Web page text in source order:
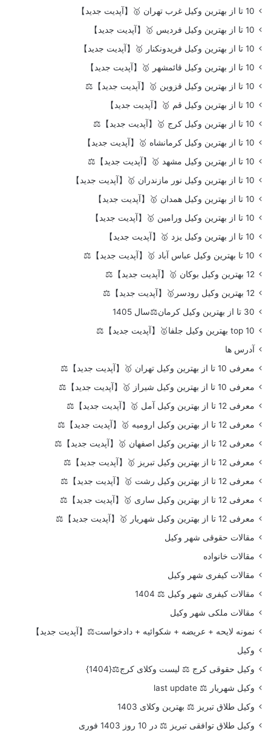
10 تا از بهترین وکیل غرب تهران 🥇【آپدیت جدید】
10 تا از بهترین وکیل فردیس 🥇【آپدیت جدید】
10 تا از بهترین وکیل فریدونکنار 🥇【آپدیت جدید】
10 تا از بهترین وکیل قائمشهر 🥇【آپدیت جدید】
10 تا از بهترین وکیل قزوین 🥇【آپدیت جدید】⚖️
10 تا از بهترین وکیل قم 🥇【آپدیت جدید】
10 تا از بهترین وکیل کرج 🥇【آپدیت جدید】⚖️
10 تا از بهترین وکیل کرمانشاه 🥇【آپدیت جدید】
10 تا از بهترین وکیل مشهد 🥇【آپدیت جدید】⚖️
10 تا از بهترین وکیل نور مازندران 🥇【آپدیت جدید】
10 تا از بهترین وکیل همدان 🥇【آپدیت جدید】
10 تا از بهترین وکیل ورامین 🥇【آپدیت جدید】
10 تا از بهترین وکیل یزد 🥇【آپدیت جدید】
10 تا بهترین وکیل عباس آباد 🥇【آپدیت جدید】⚖️
12 بهترین وکیل بوکان 🥇【آپدیت جدید】⚖️
12 بهترین وکیل رودسر🥇【آپدیت جدید】⚖️
30 تا از بهترین وکیل کرمان⚖️سال 1405
top 10 بهترین وکیل جلفا🥇【آپدیت جدید】⚖️
آدرس ها
معرفی 10 تا از بهترین وکیل تهران 🥇【آپدیت جدید】⚖️
معرفی 10 تا از بهترین وکیل شیراز 🥇【آپدیت جدید】⚖️
معرفی 12 تا از بهترین وکیل آمل 🥇【آپدیت جدید】⚖️
معرفی 12 تا از بهترین وکیل ارومیه 🥇【آپدیت جدید】⚖️
معرفی 12 تا از بهترین وکیل اصفهان 🥇【آپدیت جدید】⚖️
معرفی 12 تا از بهترین وکیل تبریز 🥇【آپدیت جدید】⚖️
معرفی 12 تا از بهترین وکیل رشت 🥇【آپدیت جدید】⚖️
معرفی 12 تا از بهترین وکیل ساری 🥇【آپدیت جدید】⚖️
معرفی 12 تا از بهترین وکیل شهریار 🥇【آپدیت جدید】⚖️
مقالات حقوقی شهر وکیل
مقالات خانواده
مقالات کیفری شهر وکیل
مقالات کیفری شهر وکیل ⚖️ 1404
مقالات ملکی شهر وکیل
نمونه لایحه + عریضه + شکوائیه + دادخواست⚖️【آپدیت جدید】
وکیل
وکیل حقوقی کرج ⚖️ لیست وکلای کرج⚖️{1404}
وکیل شهریار ⚖️ last update
وکیل طلاق تبریز ⚖️ بهترین وکلای 1403
وکیل طلاق توافقی تبریز ⚖️ در 10 روز 1403 فوری